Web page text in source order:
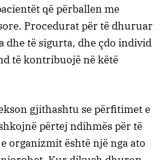
që përballen me
Procedurat për të dhuruar
dhe të sigurta, dhe çdo individ
të kontribuojë në këtë
gjithashtu se përfitimet e
përtej ndihmës për të
organizmit është një nga ato